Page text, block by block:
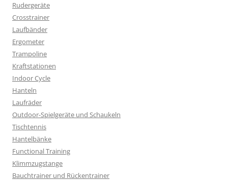
Rudergeräte
Crosstrainer
Laufbänder
Ergometer
Trampoline
Kraftstationen
Indoor Cycle
Hanteln
Laufräder
Outdoor-Spielgeräte und Schaukeln
Tischtennis
Hantelbänke
Functional Training
Klimmzugstange
Bauchtrainer und Rückentrainer